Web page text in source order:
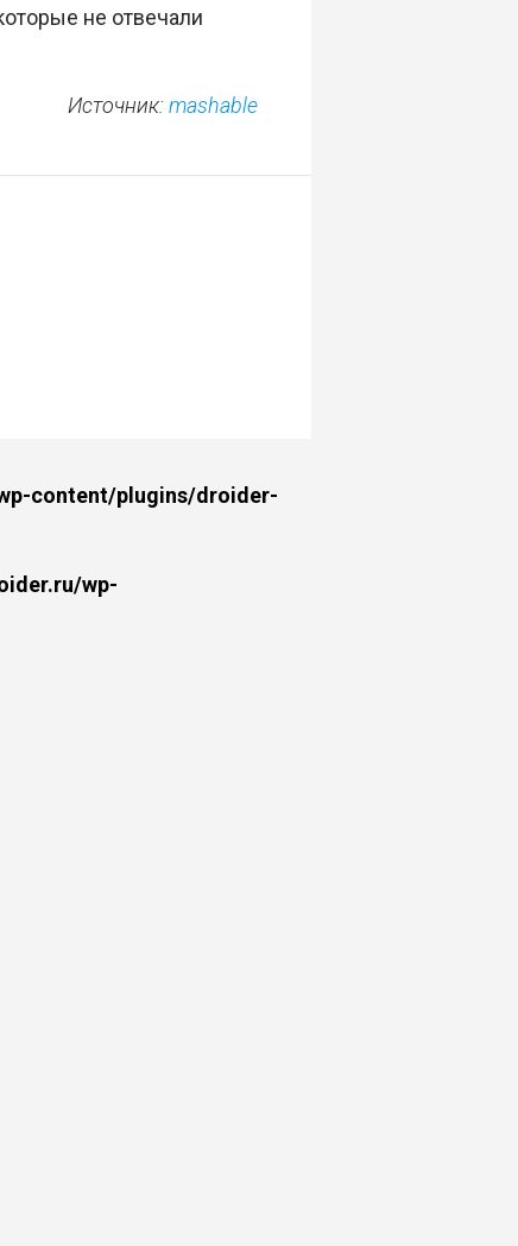
не отвечали
Источник: mashable
content/plugins/droider-
wp-